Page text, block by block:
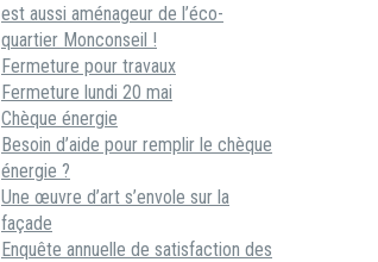
est aussi aménageur de l’éco-
quartier Monconseil !
Fermeture pour travaux
Fermeture lundi 20 mai
Chèque énergie
Besoin d’aide pour remplir le chèque
énergie ?
Une œuvre d’art s’envole sur la
façade
Enquête annuelle de satisfaction des